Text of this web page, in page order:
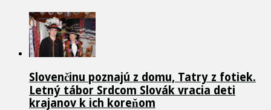
Slovenčinu poznajú z domu, Tatry z fotiek.
Letný tábor Srdcom Slovák vracia deti
krajanov k ich koreňom